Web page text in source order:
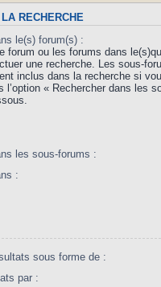
RECHERCHE
le(s) forum(s) :
forum ou les forums dans
une recherche. Les sous-
inclus dans la recherche si
l’option « Rechercher dans les
les sous-forums :
:
sous forme de :
par :